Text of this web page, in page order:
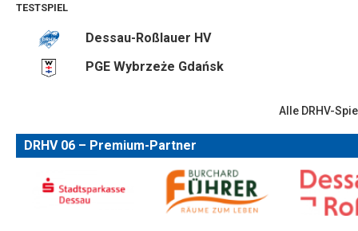
TESTSPIEL
Dessau-Roßlauer HV
PGE Wybrzeże Gdańsk
Alle DRHV-
DRHV 06 – Premium-Partner